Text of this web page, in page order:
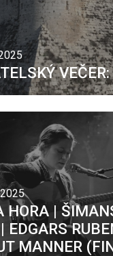
HORA |
EDGARS
MANNER